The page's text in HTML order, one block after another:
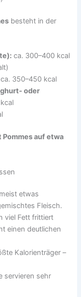
besteht in der
ca. 300–400 kcal
ca. 350–450 kcal
oder
auf etwa
etwas
Fleisch.
viel Fett frittiert
einen deutlichen
Kalorienträger –
servieren sehr